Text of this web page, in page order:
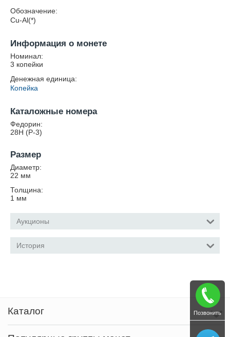
Обозначение:
Cu-Al(*)
Информация о монете
Номинал:
3 копейки
Денежная единица:
Копейка
Каталожные номера
Федорин:
28Н (Р-3)
Размер
Диаметр:
22 мм
Толщина:
1 мм
Аукционы
История
Каталог Позвонить